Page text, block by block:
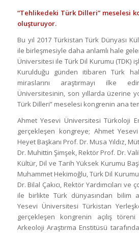
“Tehlikedeki Türk Dilleri” meselesi
oluşturuyor.
Bu yıl 2017 Türkistan Türk Dünyası
ile birleşmesiyle daha anlamlı hale
Üniversitesi ile Türk Dil Kurumu (TDK)
Kurulduğu günden itibaren Türk
miraslarını araştırmayı ilke
Üniversitesinin, son yıllarda üzerine
Türk Dilleri” meselesi kongrenin ana
Ahmet Yesevi Üniversitesi Türkoloji
gerçekleşen kongreye; Ahmet
Heyet Başkanı Prof. Dr. Musa Yıldız,
Dr. Muhittin Şimşek, Rektör Prof. Dr.
Kültür, Dil ve Tarih Yüksek Kurumu
Muhammet Hekimoğlu, Türk Dil Kurumu
Dr. Bilal Çakıcı, Rektör Yardımcıları
ile birlikte Türk dünyasından bilim
Yesevi Üniversitesi Türkistan
gerçekleşen kongrenin açılış
Arkeoloji Araştırma Enstitüsü